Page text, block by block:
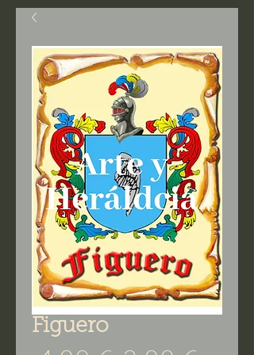
Figuero